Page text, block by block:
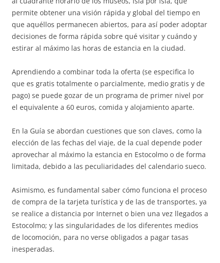
permite obtener una visión rápida y global del tiempo en
que aquéllos permanecen abiertos, para así poder adoptar
decisiones de forma rápida sobre qué visitar y cuándo y
estirar al máximo las horas de estancia en la ciudad.
Aprendiendo a combinar toda la oferta (se especifica lo
que es gratis totalmente o parcialmente, medio gratis y de
pago) se puede gozar de un programa de primer nivel por
el equivalente a 60 euros, comida y alojamiento aparte.
En la Guía se abordan cuestiones que son claves, como la
elección de las fechas del viaje, de la cual depende poder
aprovechar al máximo la estancia en Estocolmo o de forma
limitada, debido a las peculiaridades del calendario sueco.
Asimismo, es fundamental saber cómo funciona el proceso
de compra de la tarjeta turística y de las de transportes, ya
se realice a distancia por Internet o bien una vez llegados a
Estocolmo; y las singularidades de los diferentes medios
de locomoción, para no verse obligados a pagar tasas
inesperadas.